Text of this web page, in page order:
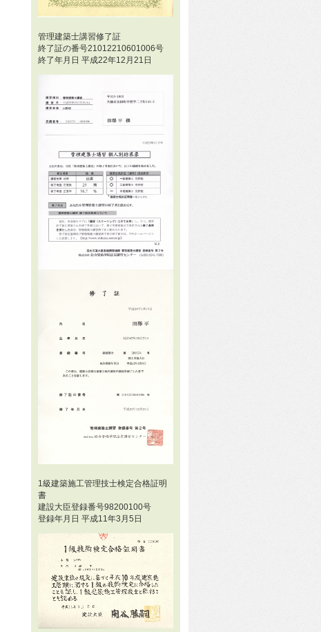
管理建築士講習修了証
終了証の番号21012210601006号
終了年月日 平成22年12月21日
1級建築施工管理技士検定合格証明
書
建設大臣登録番号98200100号
登録年月日 平成11年3月5日